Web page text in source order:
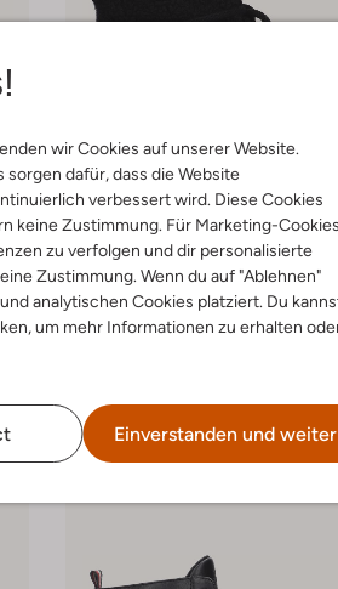
wir Cookies auf unserer Website.
dafür, dass die Website
verbessert wird. Diese Cookies
keine Zustimmung. Für Marketing-
zu verfolgen und dir personalisierte
Zustimmung. Wenn du auf "Ablehnen"
analytischen Cookies platziert. Du
um mehr Informationen zu erhalten
Einverstanden und weiter
Letzter Artikel
-50%
Tommy Hilfiger
Snowboots
€ 159,95 € 79,99